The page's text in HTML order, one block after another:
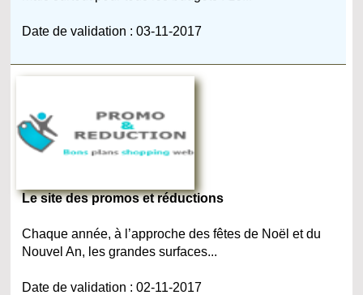
Date de validation : 03-11-2017
Le site des promos et réductions
Chaque année, à l’approche des fêtes de Noël et du
Nouvel An, les grandes surfaces...
Date de validation : 02-11-2017